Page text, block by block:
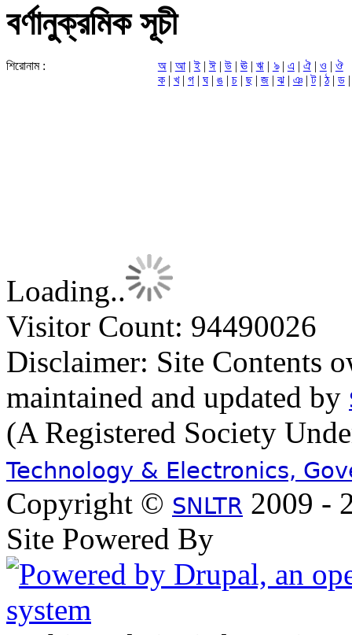
বর্ণানুক্রমিক সূচী
শিরোনাম : অ| আ| ‌ই| ঈ| উ| ঊ| ঋ| ঌ| এ | ঐ| ও | ঔ
ক| খ| গ| ঘ| ঙ| চ| ছ| জ| ঝ| ঞ| ট| ঠ| ড|
Loading..
Visitor Count: 94490026
Disclaimer: Site Contents
maintained and updated by
(A Registered Society
Technology & Electronics,
Copyright © SNLTR 2009 -
Site Powered By